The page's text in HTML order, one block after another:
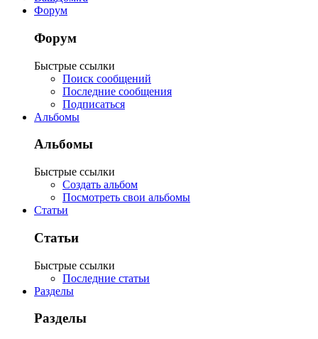
Форум
Форум
Быстрые ссылки
Поиск сообщений
Последние сообщения
Подписаться
Альбомы
Альбомы
Быстрые ссылки
Создать альбом
Посмотреть свои альбомы
Статьи
Статьи
Быстрые ссылки
Последние статьи
Разделы
Разделы